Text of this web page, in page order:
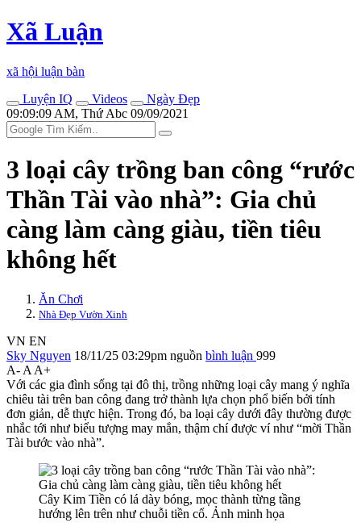
Xã Luận
xã hội luận bàn
Luyện IQ
Videos
Ngày Đẹp
09:09:09 AM, Thứ Abc 09/09/2021
3 loại cây trồng ban công “rước
Thần Tài vào nhà”: Gia chủ
càng làm càng giàu, tiền tiêu
không hết
Ăn Chơi
Nhà Đẹp Vườn Xinh
VN EN
Sky Nguyen 18/11/25 03:29pm nguồn bình luận 999
A- A A+
Với các gia đình sống tại đô thị, trồng những loại cây mang ý nghĩa
chiêu tài trên ban công đang trở thành lựa chọn phổ biến bởi tính
đơn giản, dễ thực hiện. Trong đó, ba loại cây dưới đây thường được
nhắc tới như biểu tượng may mắn, thậm chí được ví như “mời Thần
Tài bước vào nhà”.
Cây Kim Tiền có lá dày bóng, mọc thành từng tầng
hướng lên trên như chuỗi tiền cổ. Ảnh minh họa